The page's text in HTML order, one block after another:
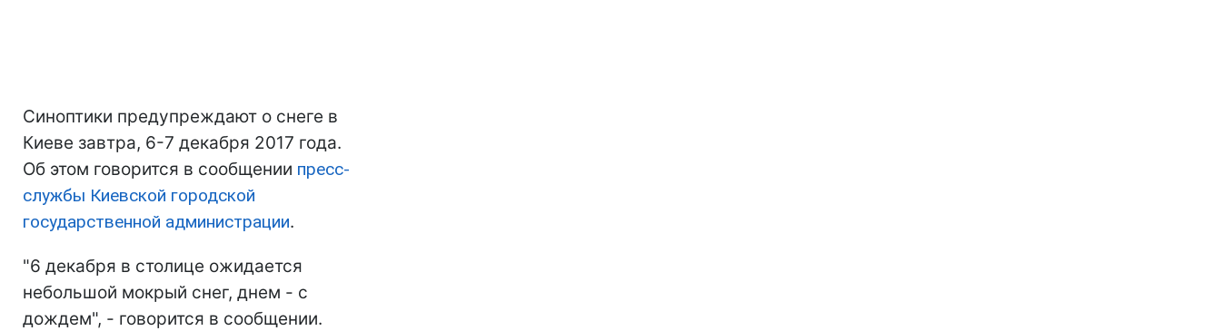
Синоптики предупреждают о снеге в
Киеве завтра, 6-7 декабря 2017 года.
Об этом говорится в сообщении пресс-
службы Киевской городской
государственной администрации.
"6 декабря в столице ожидается
небольшой мокрый снег, днем - с
дождем", - говорится в сообщении.